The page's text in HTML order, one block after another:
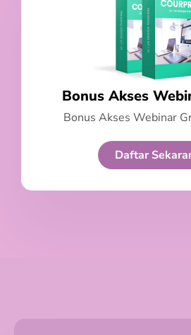
Bonus Akses
Bonus Akses Webinar
Daftar